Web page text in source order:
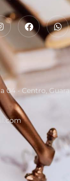
04 - Centro,